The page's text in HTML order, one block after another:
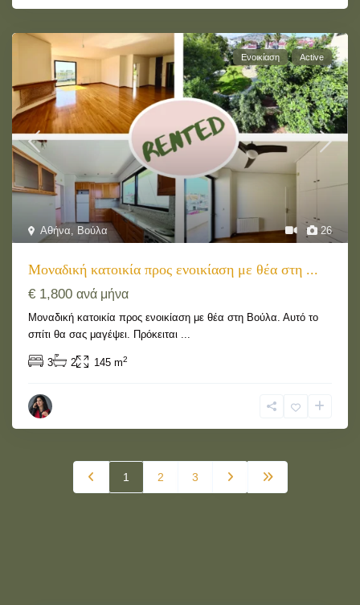
26
Αθήνα, Βούλα
Ενοικίαση Active
Μοναδική κατοικία προς ενοικίαση με θέα στη ...
€ 1,800ανά μήνα
Μοναδική κατοικία προς ενοικίαση με θέα στη Βούλα. Αυτό το
σπίτι θα σας μαγέψει. Πρόκειται ...
3 2 145 m2
1 2 3